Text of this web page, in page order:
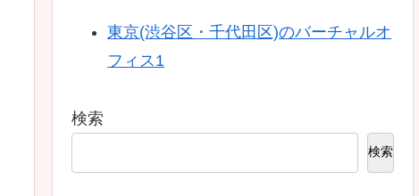
東京(渋谷区・千代田区)のバーチャルオ
フィス1
検索
検索